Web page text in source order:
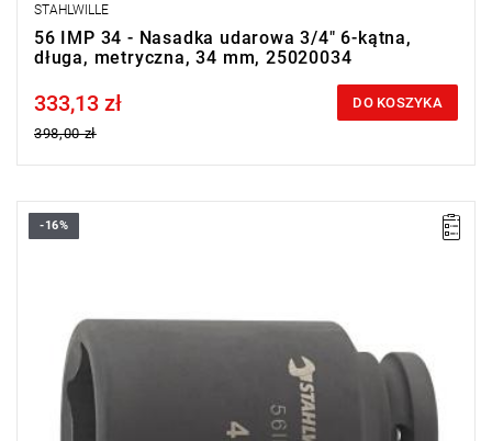
STAHLWILLE
56 IMP 34 - Nasadka udarowa 3/4" 6-kątna,
długa, metryczna, 34 mm, 25020034
Price tax included
333,13 zł
398,00 zł
DO KOSZYKA
-16%